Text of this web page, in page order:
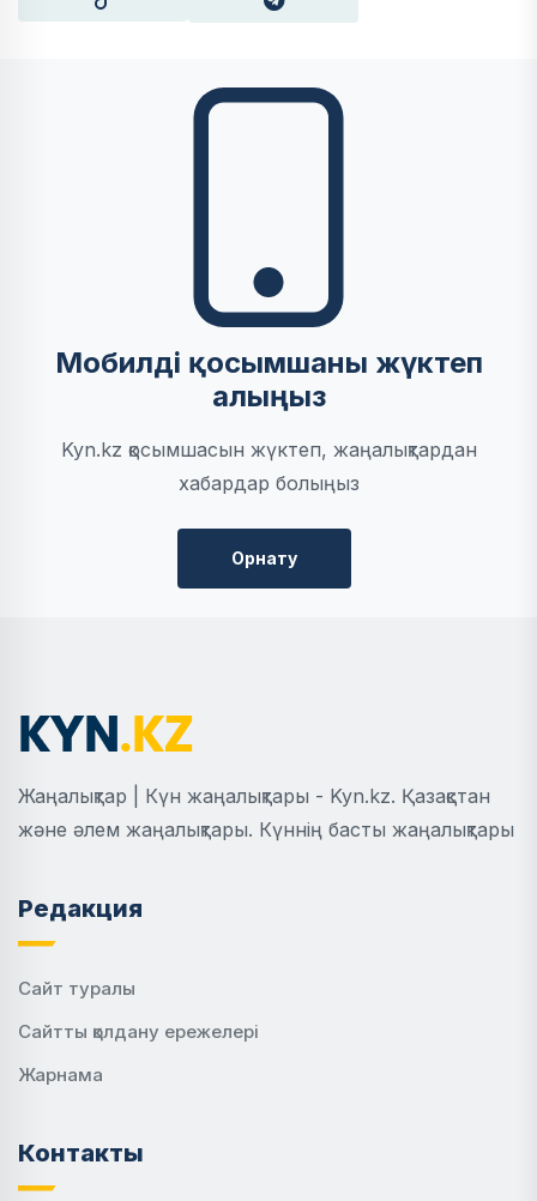
Мобилді қосымшаны жүктеп
алыңыз
Kyn.kz қосымшасын жүктеп, жаңалықтардан
хабардар болыңыз
Орнату
Жаңалықтар | Күн жаңалықтары - Kyn.kz. Қазақстан
және әлем жаңалықтары. Күннің басты жаңалықтары
Редакция
Сайт туралы
Сайтты қолдану ережелері
Жарнама
Контакты